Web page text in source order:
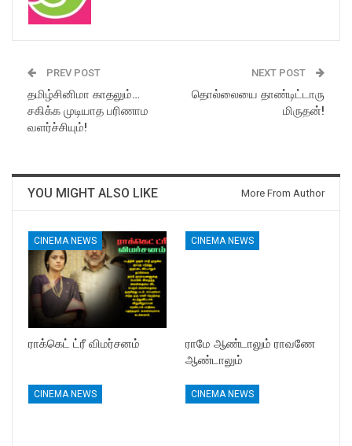
PREV POST
தமிழ்சினிமா காதலும்…
சகிக்க முடியாத பரிணாம
வளர்ச்சியும்!
NEXT POST
தொல்லையை தாண்டிட்டாரு
மிருதன்!
YOU MIGHT ALSO LIKE More From Author
CINEMA NEWS
ராக்கெட் ட்ரீ விமர்சனம்
CINEMA NEWS
ராமே ஆண்டாலும் ராவணே
ஆண்டாலும்
CINEMA NEWS CINEMA NEWS